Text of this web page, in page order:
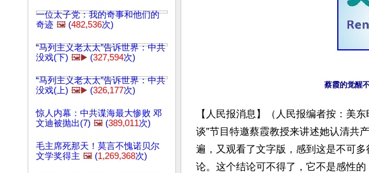
一位太子党：我的奇事和他们的
奇迹 🖼️ (482,536次)
“马列主义老太太”告诉世界：中共
没戏(下) 🖼️▶️ (327,594次)
“马列主义老太太”告诉世界：中共
没戏(上) 🖼️▶️ (326,177次)
惊人内幕：中共谍海最大惨败 邓
文迪被抛出(7) 🖼️ (389,011次)
毛主席死那天！莫言不愧诺贝尔
文学奖得主 🖼️ (1,269,368次)
蔡霞的觉醒
【人民报消息】（人民报编者按：美
谈”节目特邀蔡霞教授来讲述她认清共
遍，又观看了文字版，感到这是不可
论。这个结论可不得了，它不是感性